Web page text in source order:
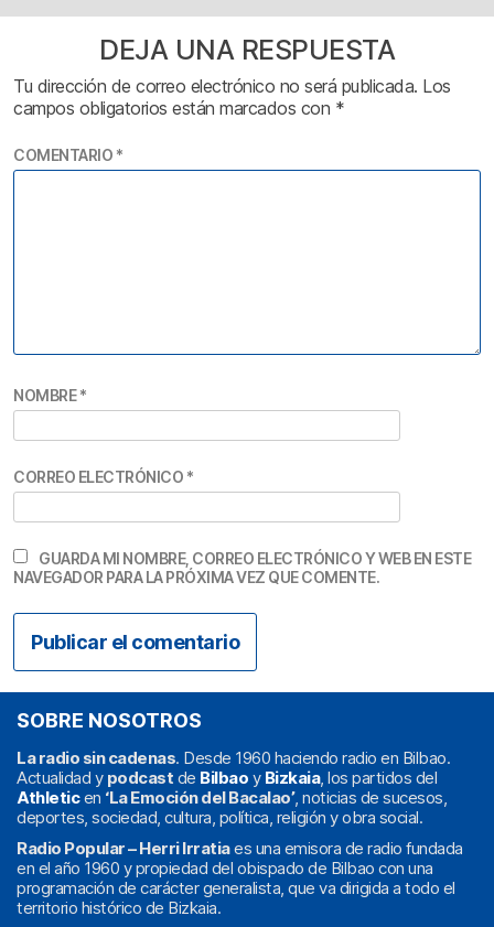
DEJA UNA RESPUESTA
Tu dirección de correo electrónico no será publicada. Los
campos obligatorios están marcados con *
COMENTARIO *
NOMBRE*
CORREO ELECTRÓNICO *
GUARDA MI NOMBRE, CORREO ELECTRÓNICO Y WEB EN ESTE
NAVEGADOR PARA LA PRÓXIMA VEZ QUE COMENTE.
SOBRE NOSOTROS
La radio sin cadenas. Desde 1960 haciendo radio en Bilbao.
Actualidad y podcast de Bilbao y Bizkaia, los partidos del
Athleticen ‘La Emoción del Bacalao’, noticias de sucesos,
deportes, sociedad, cultura, política, religión y obra social.
Radio Popular – Herri Irratiaes una emisora de radio fundada
en el año 1960 y propiedad del obispado de Bilbao con una
programación de carácter generalista, que va dirigida a todo el
territorio histórico de Bizkaia.